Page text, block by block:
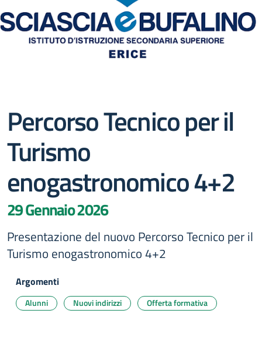
Percorso Tecnico per il
Turismo
enogastronomico 4+2
29 Gennaio 2026
Presentazione del nuovo Percorso Tecnico per il
Turismo enogastronomico 4+2
Argomenti
Alunni Nuovi indirizzi Offerta formativa